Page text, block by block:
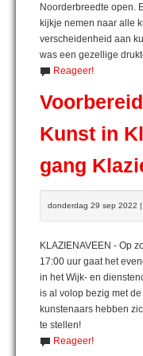
Noorderbreedte open.
kijkje nemen naar alle
verscheidenheid aan
was een gezellige
Reageer!
Kunst in
gang
donderdag 29 sep 2022
KLAZIENAVEEN - Op
17:00 uur gaat het
in het Wijk- en
is al volop bezig met
kunstenaars hebben
te stellen!
Reageer!